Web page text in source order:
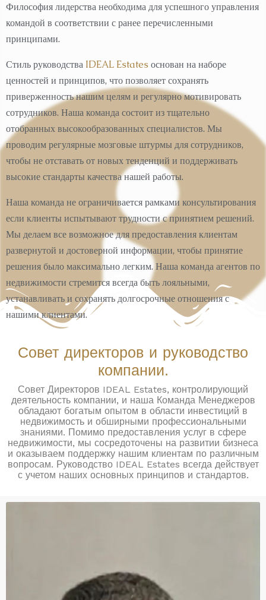
Философия лидерства необходима для успешного управления
командой в соответствии с ранее перечисленными
принципами.
Стиль руководства IDEAL Estates основан на наборе
ценностей и принципов, что позволяет сохранять
приверженность нашим целям и регулярно мотивировать
сотрудников. Наша команда состоит из тщательно
отобранных высокообразованных специалистов. Мы
проводим регулярные мозговые штурмы для сотрудников,
чтобы не отставать от новых тенденций и поддерживать
высокие стандарты качества нашей работы.
Наша команда не ограничивается рамками консультирования
если клиенты испытывают трудности с принятием решений.
Мы делаем все возможное для предоставления клиентам
развернутой и достоверной информации, чтобы принятие
решения было максимально легким. Наша команда агентов по
недвижимости стремится всегда быть лояльными,
устанавливать и сохранять долгосрочные отношения с
нашими клиентами.
Совет директоров и руководство
компании.
Совет Директоров IDEAL Estates, контролирующий
деятельность компании, и наша Команда Менеджеров
обладают богатым опытом в области инвестиций в
недвижимость и обширными профессиональными
знаниями. Помимо предоставления услуг в сфере
недвижимости, мы сосредоточены на развитии бизнеса
и оказываем поддержку нашим клиентам по различным
вопросам. Руководство IDEAL Estates всегда действует
с учетом наших основных принципов и стандартов.